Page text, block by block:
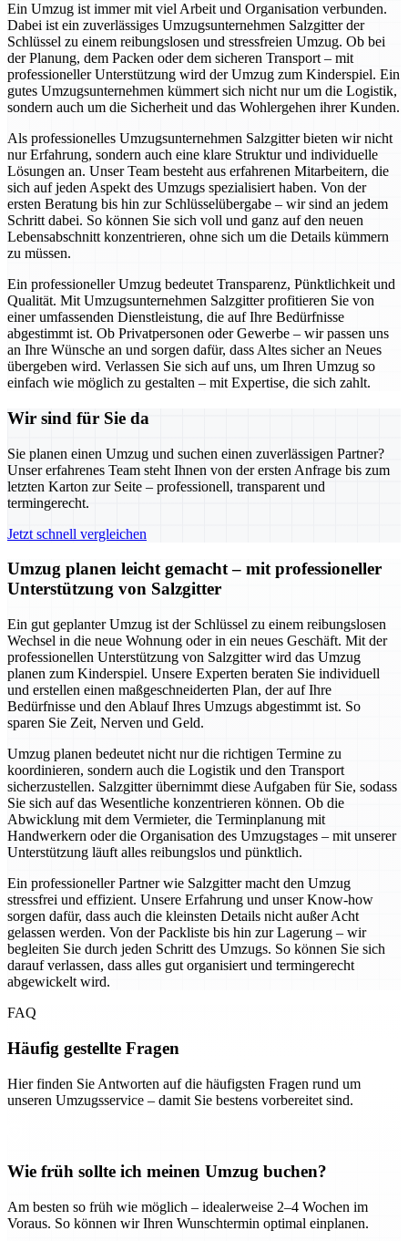
Ein Umzug ist immer mit viel Arbeit und Organisation verbunden.
Dabei ist ein zuverlässiges Umzugsunternehmen Salzgitter der
Schlüssel zu einem reibungslosen und stressfreien Umzug. Ob bei
der Planung, dem Packen oder dem sicheren Transport – mit
professioneller Unterstützung wird der Umzug zum Kinderspiel. Ein
gutes Umzugsunternehmen kümmert sich nicht nur um die Logistik,
sondern auch um die Sicherheit und das Wohlergehen ihrer Kunden.
Als professionelles Umzugsunternehmen Salzgitter bieten wir nicht
nur Erfahrung, sondern auch eine klare Struktur und individuelle
Lösungen an. Unser Team besteht aus erfahrenen Mitarbeitern, die
sich auf jeden Aspekt des Umzugs spezialisiert haben. Von der
ersten Beratung bis hin zur Schlüsselübergabe – wir sind an jedem
Schritt dabei. So können Sie sich voll und ganz auf den neuen
Lebensabschnitt konzentrieren, ohne sich um die Details kümmern
zu müssen.
Ein professioneller Umzug bedeutet Transparenz, Pünktlichkeit und
Qualität. Mit Umzugsunternehmen Salzgitter profitieren Sie von
einer umfassenden Dienstleistung, die auf Ihre Bedürfnisse
abgestimmt ist. Ob Privatpersonen oder Gewerbe – wir passen uns
an Ihre Wünsche an und sorgen dafür, dass Altes sicher an Neues
übergeben wird. Verlassen Sie sich auf uns, um Ihren Umzug so
einfach wie möglich zu gestalten – mit Expertise, die sich zahlt.
Wir sind für Sie da
Sie planen einen Umzug und suchen einen zuverlässigen Partner?
Unser erfahrenes Team steht Ihnen von der ersten Anfrage bis zum
letzten Karton zur Seite – professionell, transparent und
termingerecht.
Jetzt schnell vergleichen
Umzug planen leicht gemacht – mit professioneller
Unterstützung von Salzgitter
Ein gut geplanter Umzug ist der Schlüssel zu einem reibungslosen
Wechsel in die neue Wohnung oder in ein neues Geschäft. Mit der
professionellen Unterstützung von Salzgitter wird das Umzug
planen zum Kinderspiel. Unsere Experten beraten Sie individuell
und erstellen einen maßgeschneiderten Plan, der auf Ihre
Bedürfnisse und den Ablauf Ihres Umzugs abgestimmt ist. So
sparen Sie Zeit, Nerven und Geld.
Umzug planen bedeutet nicht nur die richtigen Termine zu
koordinieren, sondern auch die Logistik und den Transport
sicherzustellen. Salzgitter übernimmt diese Aufgaben für Sie, sodass
Sie sich auf das Wesentliche konzentrieren können. Ob die
Abwicklung mit dem Vermieter, die Terminplanung mit
Handwerkern oder die Organisation des Umzugstages – mit unserer
Unterstützung läuft alles reibungslos und pünktlich.
Ein professioneller Partner wie Salzgitter macht den Umzug
stressfrei und effizient. Unsere Erfahrung und unser Know-how
sorgen dafür, dass auch die kleinsten Details nicht außer Acht
gelassen werden. Von der Packliste bis hin zur Lagerung – wir
begleiten Sie durch jeden Schritt des Umzugs. So können Sie sich
darauf verlassen, dass alles gut organisiert und termingerecht
abgewickelt wird.
FAQ
Häufig gestellte Fragen
Hier finden Sie Antworten auf die häufigsten Fragen rund um
unseren Umzugsservice – damit Sie bestens vorbereitet sind.
Wie früh sollte ich meinen Umzug buchen?
Am besten so früh wie möglich – idealerweise 2–4 Wochen im
Voraus. So können wir Ihren Wunschtermin optimal einplanen.